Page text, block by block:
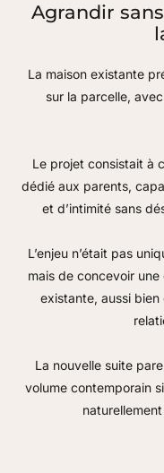
Agrandir
La maison existante
sur la parcelle,
Le projet consistait à
dédié aux parents,
et d’intimité sans
L’enjeu n’était pas
mais de concevoir
existante, aussi
La nouvelle suite
volume contemporain